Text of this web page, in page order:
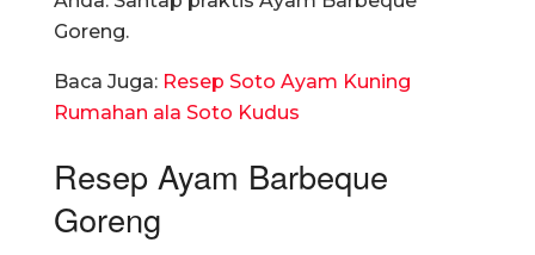
Goreng.
Baca Juga: Resep Soto Ayam Kuning
Rumahan ala Soto Kudus
Resep Ayam Barbeque
Goreng